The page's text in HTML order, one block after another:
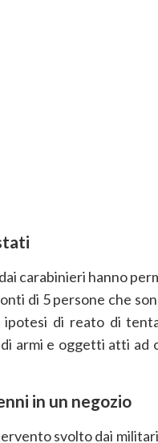
carabinieri hanno
di 5 persone che
di reato di
armi e oggetti atti ad
in un negozio
svolto dai